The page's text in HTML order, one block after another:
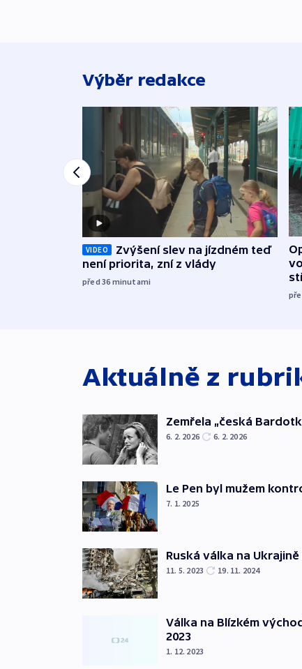
Výběr redakce
VIDEO
Zvýšení slev na jízdném teď
není priorita, zní z vlády
před 36 minutami
Aktuálně z
Zemřela „česká
6. 2. 2026 6. 2. 2026
Le Pen byl mužem
7. 1. 2025
Ruská válka na
11. 5. 2023 19. 11. 2024
Válka na Blízkém
2023
1. 12. 2023